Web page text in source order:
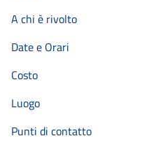
A chi è rivolto
Date e Orari
Costo
Luogo
Punti di contatto